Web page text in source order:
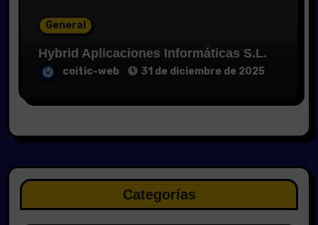
General
Hybrid Aplicaciones Informáticas S.L.
coitic-web 31 de diciembre de 2025
Categorías